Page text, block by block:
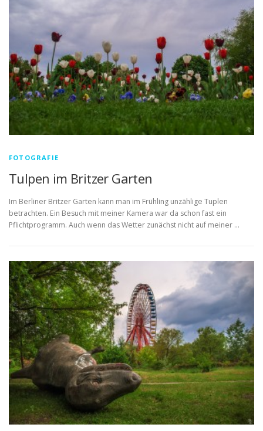
FOTOGRAFIE
Tulpen im Britzer Garten
Im Berliner Britzer Garten kann man im Frühling unzählige Tuplen
betrachten. Ein Besuch mit meiner Kamera war da schon fast ein
Pflichtprogramm. Auch wenn das Wetter zunächst nicht auf meiner …